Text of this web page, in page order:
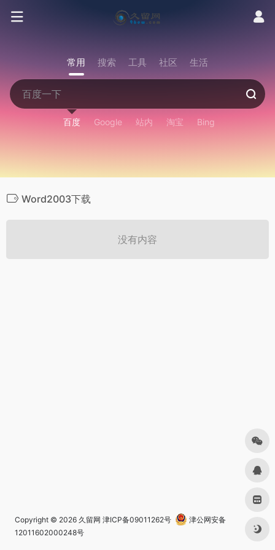
常用 搜索 工具 社区 生活
百度 Google 站内 淘宝 Bing
Word2003下载
没有内容
Copyright © 2026 久留网 津ICP备09011262号
津公网安备
12011602000248号